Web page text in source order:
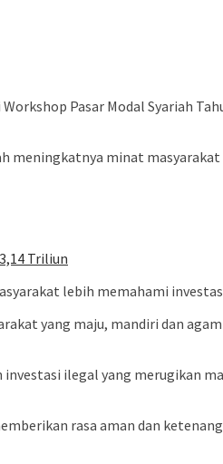
Pasar Modal Syariah
meningkatnya minat masyarakat
Triliun
lebih memahami
yang maju, mandiri dan
ilegal yang merugikan
rasa aman dan